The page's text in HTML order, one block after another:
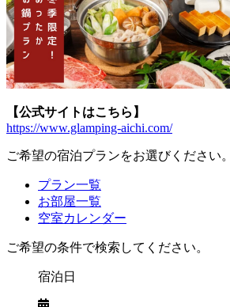
【公式サイトはこちら】
https://www.glamping-aichi.com/
ご希望の宿泊プランをお選びください。
プラン一覧
お部屋一覧
空室カレンダー
ご希望の条件で検索してください。
宿泊日